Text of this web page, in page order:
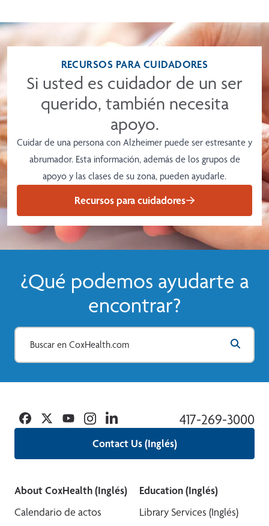
RECURSOS PARA CUIDADORES
Si usted es cuidador de un ser
querido, también necesita
apoyo.
Cuidar de una persona con Alzheimer puede ser estresante y
abrumador. Esta información, además de los grupos de
apoyo y las clases de su zona, pueden ayudarle.
Recursos para cuidadores
¿Qué podemos ayudarte a
encontrar?
Contact Us (Inglés)
417-269-3000
Facebook
TwitterYouTubeInstagramLinkedin
About CoxHealth (Inglés)
Calendario de actos
Education (Inglés)
Library Services (Inglés)